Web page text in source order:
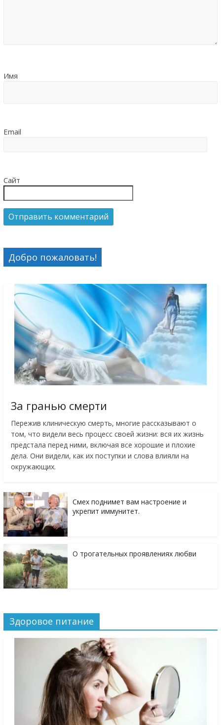
Имя
Email
Сайт
Добро пожаловать!
За гранью смерти
Пережив клиническую смерть, многие рассказывают о
том, что видели весь процесс своей жизни: вся их жизнь
предстала перед ними, включая все хорошие и плохие
дела. Они видели, как их поступки и слова влияли на
окружающих.
Смех поднимет вам настроение и
укрепит иммунитет.
О трогательных проявлениях любви
Здоровое питание